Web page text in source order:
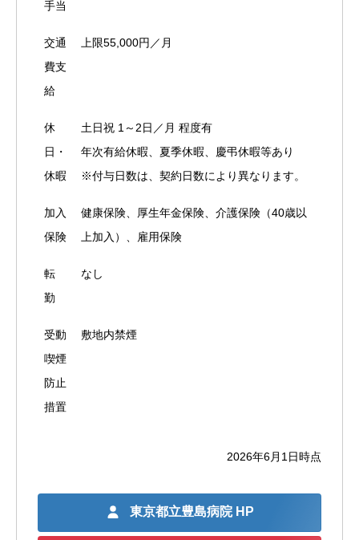
手当
交通
費支
給
上限55,000円／月
休
日・
休暇
土日祝 1～2日／月 程度有
年次有給休暇、夏季休暇、慶弔休暇等あり
※付与日数は、契約日数により異なります。
加入
保険
健康保険、厚生年金保険、介護保険（40歳以
上加入）、雇用保険
転
勤
なし
受動
喫煙
防止
措置
敷地内禁煙
2026年6月1日時点
東京都立豊島病院 HP